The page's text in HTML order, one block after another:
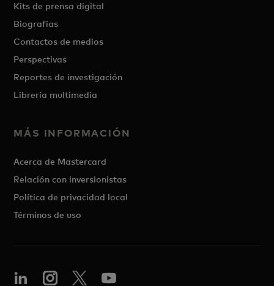
Kits de prensa digital
Biografías
Contactos de medios
Perspectivas
Reportes de investigación
Librería multimedia
MÁS INFORMACIÓN
Acerca de Mastercard
Relación con inversionistas
Política de privacidad local
Términos de uso